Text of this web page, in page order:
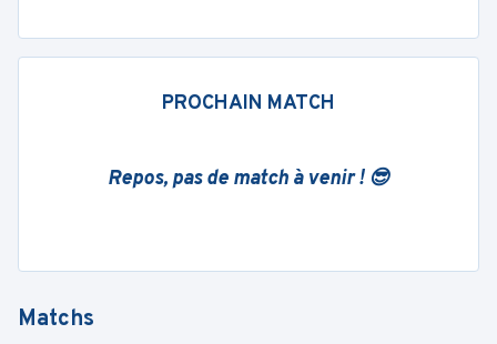
PROCHAIN MATCH
Repos, pas de match à venir ! 😎
Matchs